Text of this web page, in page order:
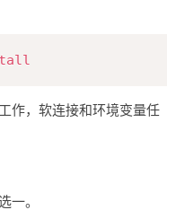
作，软连接和环境变量任
一。